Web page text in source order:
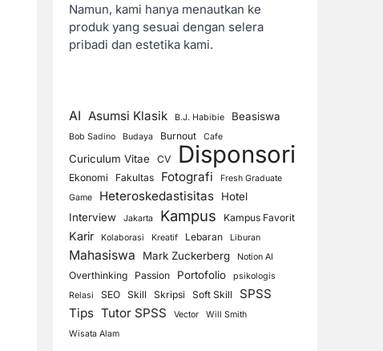
Namun, kami hanya menautkan ke
produk yang sesuai dengan selera
pribadi dan estetika kami.
AI Asumsi Klasik B.J. Habibie Beasiswa
Bob Sadino Budaya Burnout Cafe
Curiculum Vitae CV Disponsori
Ekonomi Fakultas Fotografi
Fresh Graduate
Game
Heteroskedastisitas
Hotel
Interview
Jakarta Kampus Kampus Favorit
Karir Kolaborasi Kreatif Lebaran Liburan
Mahasiswa Mark Zuckerberg Notion AI
Overthinking Passion Portofolio
psikologis
Relasi
SEO Skill Skripsi Soft Skill
SPSS
Tips Tutor SPSS Vector
Will Smith
Wisata Alam